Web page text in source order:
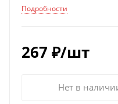
Подробности
267 ₽/шт
Нет в